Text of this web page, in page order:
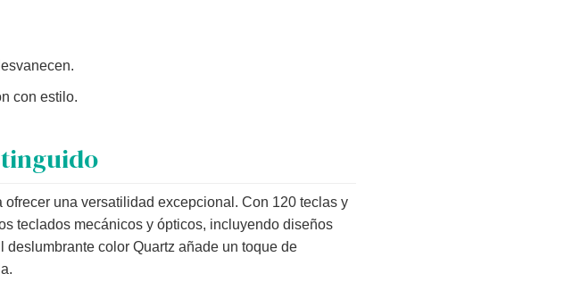
con estilo.
una versatilidad excepcional. Con 120 teclas y
teclados mecánicos y ópticos, incluyendo diseños
color Quartz añade un toque de